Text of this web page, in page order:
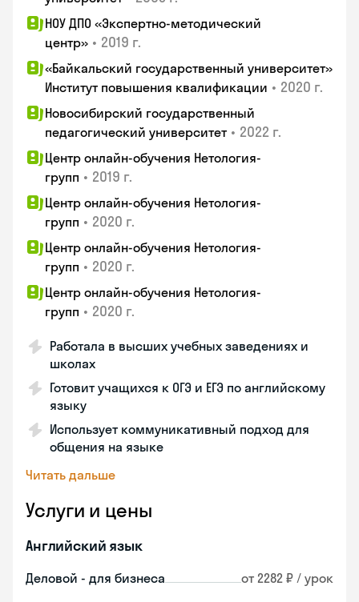
НОУ ДПО «Экспертно-методический
центр» • 2019 г.
«Байкальский государственный университет»
Институт повышения квалификации • 2020 г.
Новосибирский государственный
педагогический университет • 2022 г.
Центр онлайн-обучения Нетология-
групп • 2019 г.
Центр онлайн-обучения Нетология-
групп • 2020 г.
Центр онлайн-обучения Нетология-
групп • 2020 г.
Центр онлайн-обучения Нетология-
групп • 2020 г.
Работала в высших учебных заведениях и
школах
Готовит учащихся к ОГЭ и ЕГЭ по английскому
языку
Использует коммуникативный подход для
общения на языке
Читать дальше
Услуги и цены
Английский язык
Деловой - для бизнеса от 2282 ₽ / урок